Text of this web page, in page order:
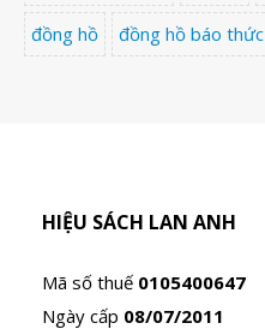
đồng hồ đồng hồ báo thức
HIỆU SÁCH LAN ANH
Mã số thuế 0105400647
Ngày cấp 08/07/2011